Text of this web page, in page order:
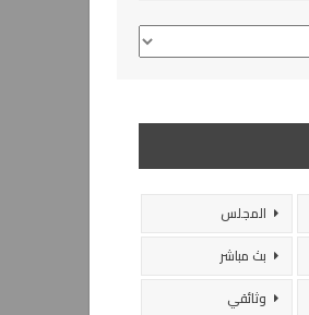
المجلس
بث مباشر
وثائقي